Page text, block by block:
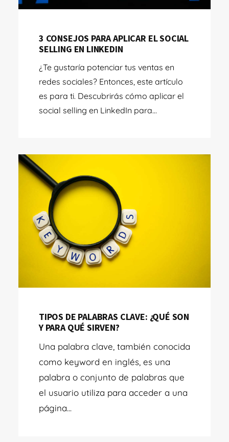
3 CONSEJOS PARA APLICAR EL SOCIAL
SELLING EN LINKEDIN
¿Te gustaría potenciar tus ventas en
redes sociales? Entonces, este artículo
es para ti. Descubrirás cómo aplicar el
social selling en LinkedIn para...
TIPOS DE PALABRAS CLAVE: ¿QUÉ SON
Y PARA QUÉ SIRVEN?
Una palabra clave, también conocida
como keyword en inglés, es una
palabra o conjunto de palabras que
el usuario utiliza para acceder a una
página...